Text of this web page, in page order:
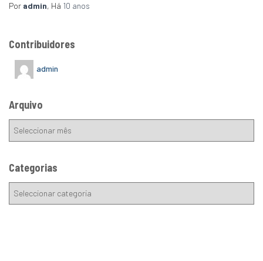
Por admin, Há 10 anos
Contribuidores
admin
Arquivo
Categorias